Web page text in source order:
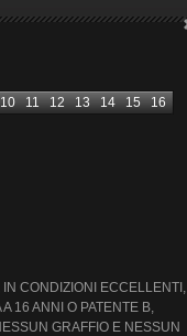
10 11 12 13 14 15 16
IN CONDIZIONI ECCELLENTI,
16 ANNI O PATENTE B,
GRAFFIO E NESSUN